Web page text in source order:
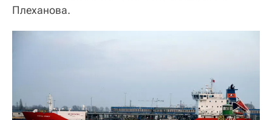
Плеханова.